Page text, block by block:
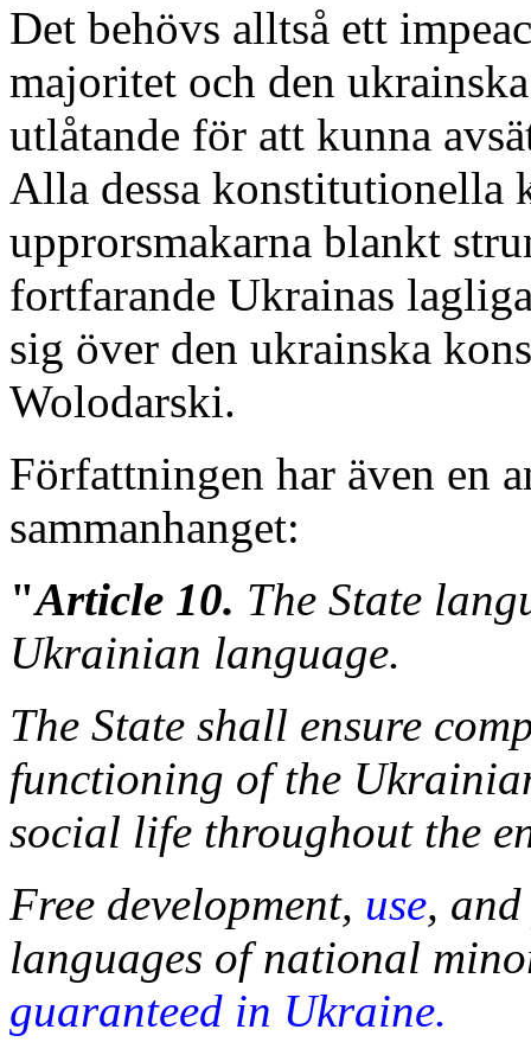
Det behövs alltså ett
majoritet och den
utlåtande för att kunna
Alla dessa konstitutionella
upprorsmakarna blankt
fortfarande Ukrainas
sig över den ukrainska
Wolodarski.
Författningen har även en
sammanhanget:
"Article 10. The State
Ukrainian language.
The State shall ensure
functioning of the
social life throughout the
Free development, use,
languages of national
guaranteed in Ukraine.